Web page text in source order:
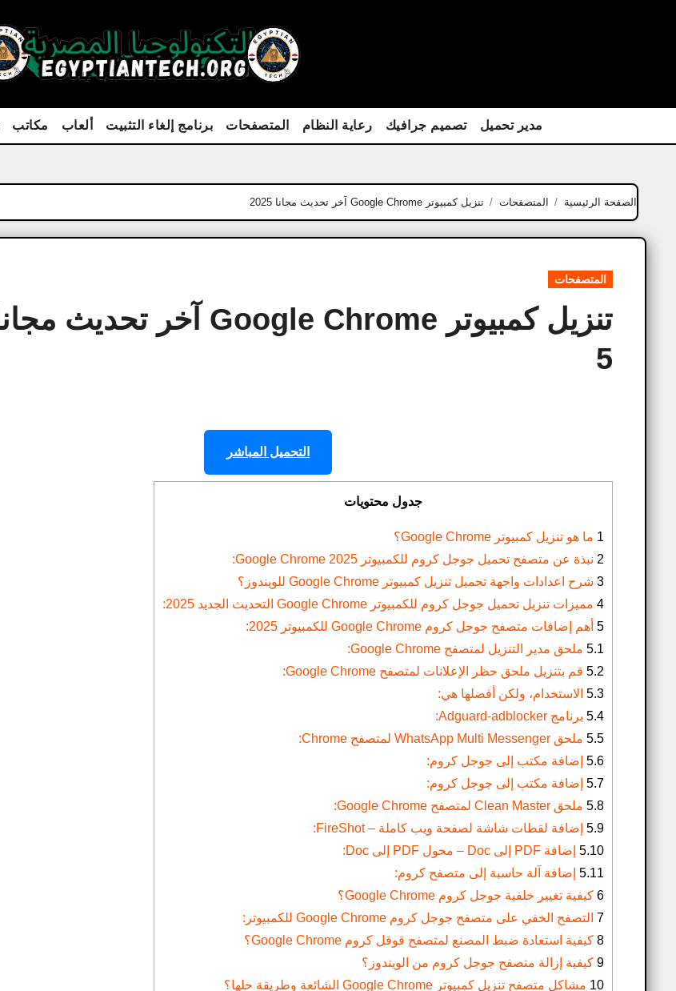
مدير تحميل تصميم جرافيك رعاية النظام المتصفحات برنامج إلغاء التثبيت ألعاب مكاتب
الصفحة الرئيسية المتصفحات تنزيل كمبيوتر Google Chrome آخر تحديث مجانا 2025
المتصفحات
5
التحميل المباشر
جدول محتويات
1 ما هو تنزيل كمبيوتر Google Chrome؟
2 نبذة عن متصفح تحميل جوجل كروم للكمبيوتر Google Chrome 2025:
3 شرح اعدادات واجهة تحميل تنزيل كمبيوتر Google Chrome للويندوز؟
4 مميزات تنزيل تحميل جوجل كروم للكمبيوتر Google Chrome التحديث الجديد 2025:
5 أهم إضافات متصفح جوجل كروم Google Chrome للكمبيوتر 2025:
5.1 ملحق مدير التنزيل لمتصفح Google Chrome:
5.2 قم بتنزيل ملحق حظر الإعلانات لمتصفح Google Chrome:
5.3 الاستخدام، ولكن أفضلها هي:
5.4 برنامج Adguard-adblocker:
5.5 ملحق WhatsApp Multi Messenger لمتصفح Chrome:
5.6 إضافة مكتب إلى جوجل كروم:
5.7 إضافة مكتب إلى جوجل كروم:
5.8 ملحق Clean Master لمتصفح Google Chrome:
5.9 إضافة لقطات شاشة لصفحة ويب كاملة – FireShot:
5.10 إضافة PDF إلى Doc – محول PDF إلى Doc:
5.11 إضافة آلة حاسبة إلى متصفح كروم:
6 كيفية تغيير خلفية جوجل كروم Google Chrome؟
7 التصفح الخفي على متصفح جوجل كروم Google Chrome للكمبيوتر:
8 كيفية استعادة ضبط المصنع لمتصفح قوقل كروم Google Chrome؟
9 كيفية إزالة متصفح جوجل كروم من الويندوز؟
10 مشاكل متصفح تنزيل كمبيوتر Google Chrome الشائعة وطريقة حلها؟